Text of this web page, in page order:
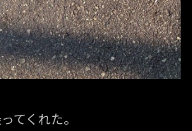
てくれた。